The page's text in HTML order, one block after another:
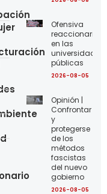
Ofensiva
reaccionaria
en las
universidades
públicas
2026-08-05
Opinión |
Confrontar
y
protegerse
de los
métodos
fascistas
del nuevo
gobierno
2026-08-05